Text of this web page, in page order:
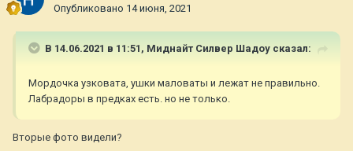
Опубликовано 14 июня, 2021
В 14.06.2021 в 11:51, Миднайт Силвер Шадоу сказал:
Мордочка узковата, ушки маловаты и лежат не правильно.
Лабрадоры в предках есть. но не только.
Вторые фото видели?